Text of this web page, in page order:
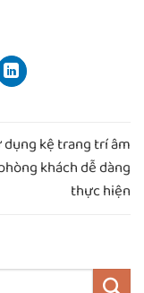
dụng kệ trang trí âm
khách dễ dàng
thực hiện